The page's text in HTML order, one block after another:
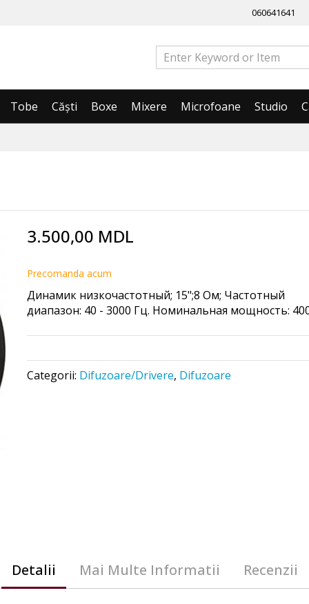
060641641
Tobe Căști Boxe Mixere Microfoane Studio
3.500,00 MDL
Precomanda acum
Динамик низкочастотный; 15";8 Ом; Частотный
диапазон: 40 - 3000 Гц. Номинальная мощность:
Categorii: Difuzoare/Drivere, Difuzoare
Detalii Mai Multe Informatii Recenzii